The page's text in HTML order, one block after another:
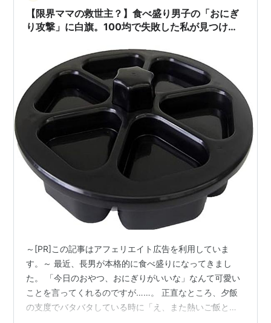
【限界ママの救世主？】食べ盛り男子の「おにぎ
り攻撃」に白旗。100均で失敗した私が見つけた
～[PR]この記事はアフェリエイト広告を利用していま
す。～ 最近、長男が本格的に食べ盛りになってきまし
た。 「今日のおやつ、おにぎりがいいな」なんて可愛い
ことを言ってくれるのですが……。 正直なところ、夕飯
の支度でバタバタしている時に「え、また熱いご飯と格